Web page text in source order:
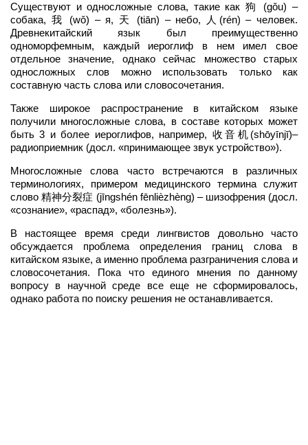
Существуют и односложные слова, такие как 狗 (gǒu) –
собака, 我 (wǒ) – я, 天 (tiān) – небо, 人(rén) – человек.
Древнекитайский язык был преимущественно
одноморфемным, каждый иероглиф в нем имел свое
отдельное значение, однако сейчас множество старых
односложных слов можно использовать только как
составную часть слова или словосочетания.
Также широкое распространение в китайском языке
получили многосложные слова, в составе которых может
быть 3 и более иероглифов, например, 收音机(shōyīnjī)–
радиоприемник (досл. «принимающее звук устройство»).
Многосложные слова часто встречаются в различных
терминологиях, примером медицинского термина служит
слово 精神分裂症 (jīngshén fēnlièzhèng) – шизофрения (досл.
«сознание», «распад», «болезнь»).
В настоящее время среди лингвистов довольно часто
обсуждается проблема определения границ слова в
китайском языке, а именно проблема разграничения слова и
словосочетания. Пока что единого мнения по данному
вопросу в научной среде все еще не сформировалось,
однако работа по поиску решения не останавливается.